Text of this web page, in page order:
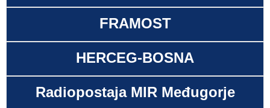
FRAMOST
HERCEG-BOSNA
Radiopostaja MIR Međugorje